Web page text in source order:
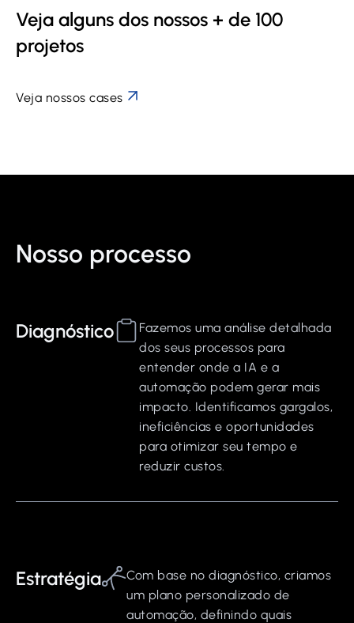
Veja alguns dos nossos + de 100
projetos
Veja nossos cases
Nosso processo
Diagnóstico
Fazemos uma análise detalhada
dos seus processos para
entender onde a IA e a
automação podem gerar mais
impacto. Identificamos gargalos,
ineficiências e oportunidades
para otimizar seu tempo e
reduzir custos.
Estratégia
Com base no diagnóstico, criamos
um plano personalizado de
automação, definindo quais